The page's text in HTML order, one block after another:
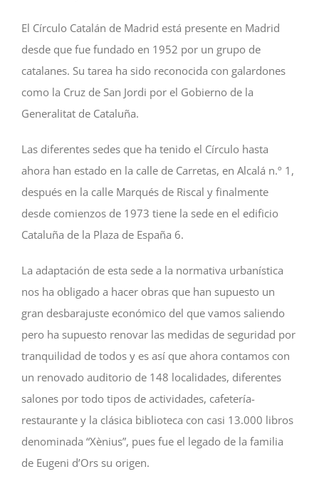
El Círculo Catalán de Madrid está presente en Madrid
desde que fue fundado en 1952 por un grupo de
catalanes. Su tarea ha sido reconocida con galardones
como la Cruz de San Jordi por el Gobierno de la
Generalitat de Cataluña.
Las diferentes sedes que ha tenido el Círculo hasta
ahora han estado en la calle de Carretas, en Alcalá n.º 1,
después en la calle Marqués de Riscal y finalmente
desde comienzos de 1973 tiene la sede en el edificio
Cataluña de la Plaza de España 6.
La adaptación de esta sede a la normativa urbanística
nos ha obligado a hacer obras que han supuesto un
gran desbarajuste económico del que vamos saliendo
pero ha supuesto renovar las medidas de seguridad por
tranquilidad de todos y es así que ahora contamos con
un renovado auditorio de 148 localidades, diferentes
salones por todo tipos de actividades, cafetería-
restaurante y la clásica biblioteca con casi 13.000 libros
denominada “Xènius”, pues fue el legado de la familia
de Eugeni d’Ors su origen.